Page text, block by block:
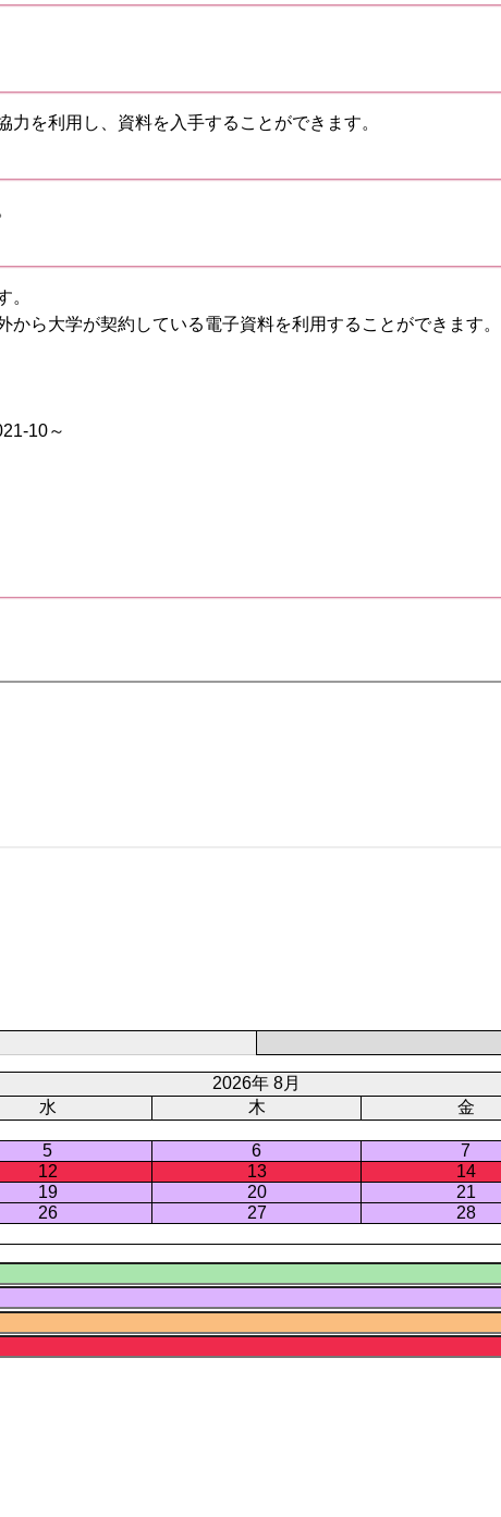
を利用し、資料を入手することができます。
。
ら大学が契約している電子資料を利用することができます。
10～
2026年 8月
水 木 金
5 6 7
12 13 14
19 20 21
26 27 28